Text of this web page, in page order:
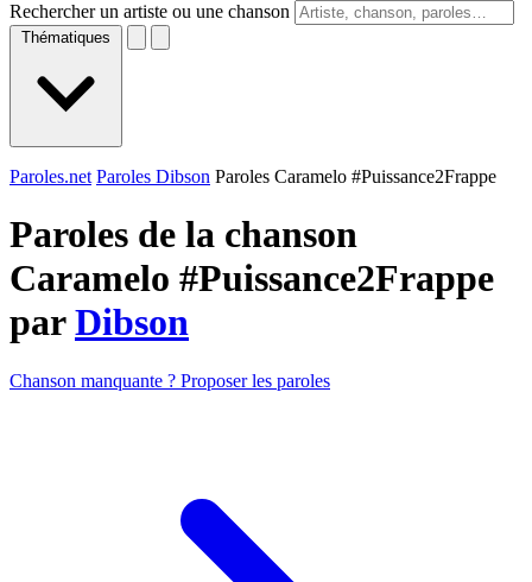
Rechercher un artiste ou une chanson
Thématiques
Paroles.net Paroles Dibson Paroles Caramelo #Puissance2Frappe
Paroles de la chanson
Caramelo #Puissance2Frappe
parDibson
Chanson manquante ? Proposer les paroles